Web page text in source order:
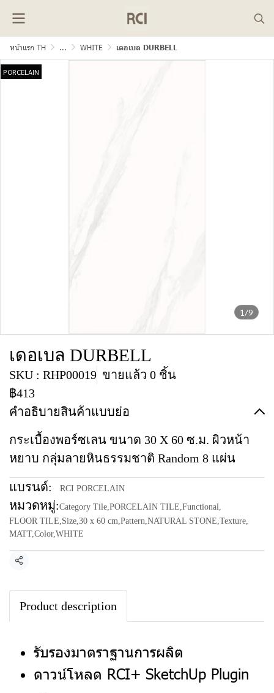
หน้าแรก TH ... WHITE เดอเบล DURBELL
1/9
PORCELAIN
เดอเบล DURBELL
SKU : RHP00019 ขายแล้ว 0 ชิ้น
฿413
คำอธิบายสินค้าแบบย่อ
กระเบื้องพอร์ซเลน ขนาด 30 X 60 ซ.ม. ผิวหน้า
หยาบ กลุ่มลายหินธรรมชาติ Random 8 แผ่น
แบรนด์: RCI PORCELAIN
หมวดหมู่:Category Tile,PORCELAIN TILE,Functional,
FLOOR TILE,Size,30 x 60 cm,Pattern,NATURAL STONE,Texture,
MATT,Color,WHITE
แชร์
Product description
รับรองมาตราฐานการผลิต
ดาวน์โหลด RCI+ SketchUp Plugin